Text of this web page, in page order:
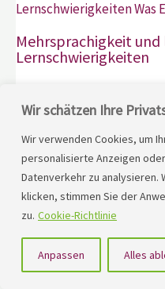
Wir schätzen Ihre
Wir verwenden Cookies, um
personalisierte Anzeigen
Datenverkehr zu analysieren.
klicken, stimmen Sie der
zu. Cookie-Richtlinie
Anpassen Alles
Mehrsprachigkeit
Lernschwierigkeiten
Im Abschnitt“Anzeichen
für Lernschwierigkeiten
aufwachsenden
Hinweise sein können,
Schwierigkeiten
von Mehrsprachigkeit zu
lerntherapeutischen
Kindern und Familien,
wieder kommen